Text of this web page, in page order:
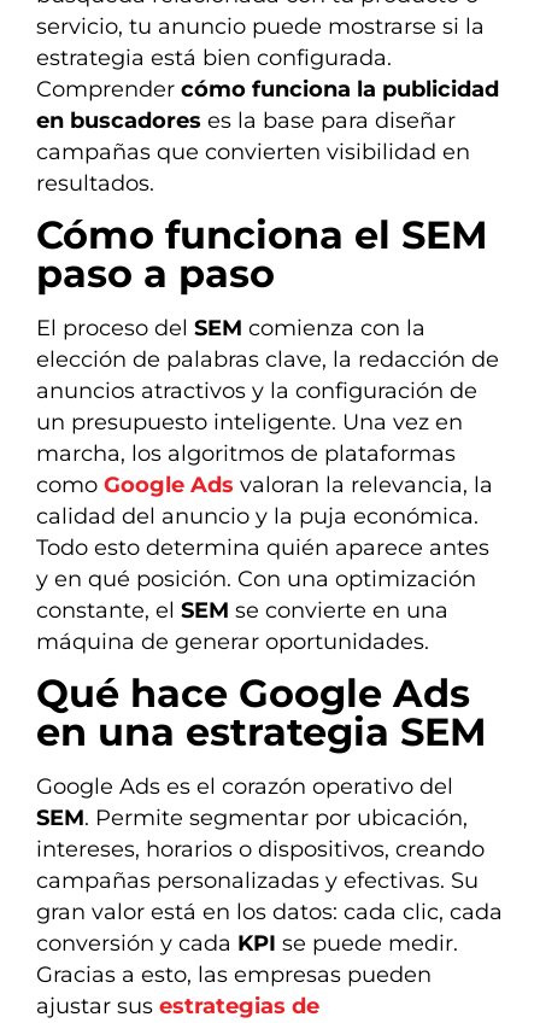
servicio, tu anuncio puede mostrarse si la
estrategia está bien configurada.
Comprender cómo funciona la publicidad
en buscadores es la base para diseñar
campañas que convierten visibilidad en
resultados.
Cómo funciona el SEM
paso a paso
El proceso del SEM comienza con la
elección de palabras clave, la redacción de
anuncios atractivos y la configuración de
un presupuesto inteligente. Una vez en
marcha, los algoritmos de plataformas
como Google Ads valoran la relevancia, la
calidad del anuncio y la puja económica.
Todo esto determina quién aparece antes
y en qué posición. Con una optimización
constante, el SEM se convierte en una
máquina de generar oportunidades.
Qué hace Google Ads
en una estrategia SEM
Google Ads es el corazón operativo del
SEM. Permite segmentar por ubicación,
intereses, horarios o dispositivos, creando
campañas personalizadas y efectivas. Su
gran valor está en los datos: cada clic, cada
conversión y cada KPI se puede medir.
Gracias a esto, las empresas pueden
ajustar sus estrategias de